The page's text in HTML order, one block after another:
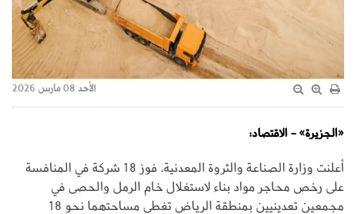
الأحد 08 مارس 2026
«الجزيرة» - الاقتصاد:
أعلنت وزارة الصناعة والثروة المعدنية، فوز 18 شركة في المنافسة
على رخص محاجر مواد بناء لاستغلال خام الرمل والحصى في
مجمعين تعدينيين بمنطقة الرياض تغطي مساحتهما نحو 18